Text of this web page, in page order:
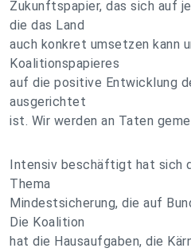
Zukunftspapier, das sich auf
die das Land
auch konkret umsetzen kann
Koalitionspapieres
auf die positive Entwicklung
ausgerichtet
ist. Wir werden an Taten
Intensiv beschäftigt hat sich
Thema
Mindestsicherung, die auf
Die Koalition
hat die Hausaufgaben, die